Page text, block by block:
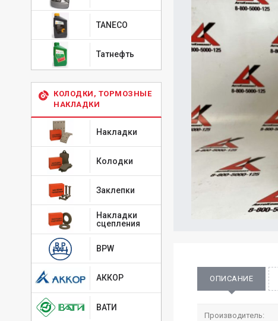
TANECO
Татнефть
КОЛОДКИ, ТОРМОЗНЫЕ
НАКЛАДКИ
Накладки
Колодки
Заклепки
Накладки
сцепления
BPW
АККОР
ВАТИ
ОПИСАНИЕ
Производитель: